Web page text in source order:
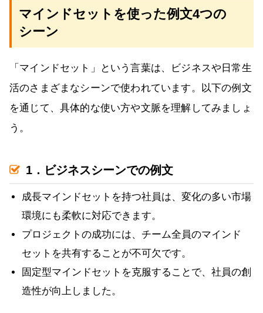
マインドセットを使った例文4つの
シーン
「マインドセット」という言葉は、ビジネスや日常生
活のさまざまなシーンで使われています。以下の例文
を通じて、具体的な使い方や文脈を理解してみましょ
う。
1．ビジネスシーンでの例文
成長マインドセットを持つ社員は、変化の多い市場
環境にも柔軟に対応できます。
プロジェクトの成功には、チーム全員のマインド
セットを共有することが不可欠です。
固定型マインドセットを克服することで、社員の創
造性が向上しました。